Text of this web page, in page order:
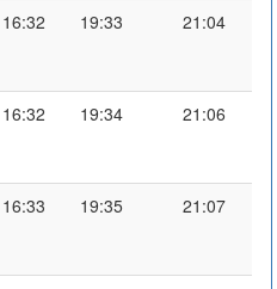
16:32 19:33 21:04
16:32 19:34 21:06
16:33 19:35 21:07